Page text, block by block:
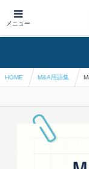
メニュー
HOME M&A用語集